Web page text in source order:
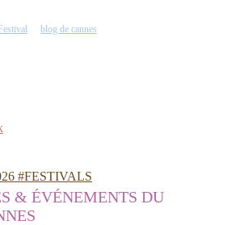
Festival blog de cannes
#FESTIVALS
& ÉVÉNEMENTS DU